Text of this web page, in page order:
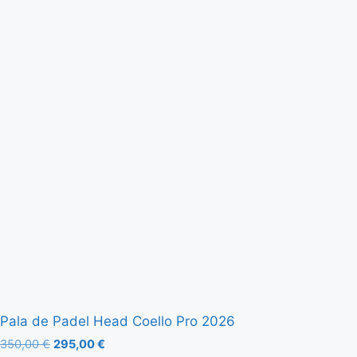
Pala de Padel Head Coello Pro 2026
350,00€ 295,00€